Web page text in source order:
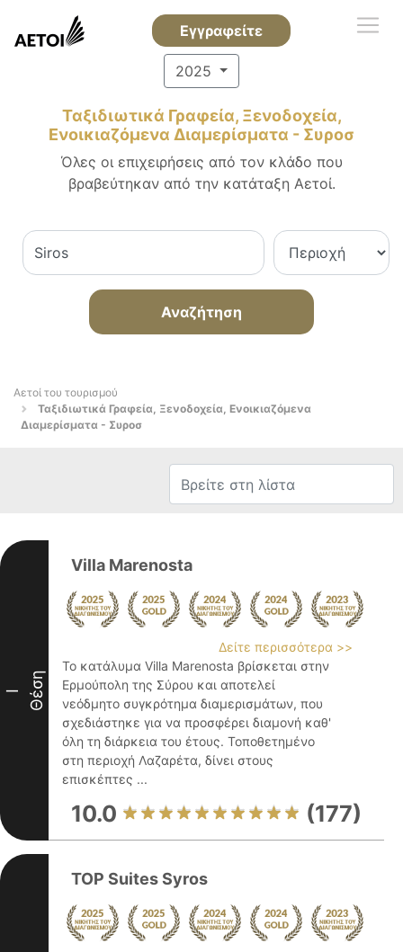
Εγγραφείτε
2025
Ταξιδιωτικά Γραφεία, Ξενοδοχεία,
Ενοικιαζόμενα Διαμερίσματα - Συροσ
Όλες οι επιχειρήσεις από τον κλάδο που
βραβεύτηκαν από την κατάταξη Αετοί.
Αναζήτηση
Αετοί του τουρισμού
Ταξιδιωτικά Γραφεία, Ξενοδοχεία, Ενοικιαζόμενα
Διαμερίσματα - Συροσ
I Θέση
Villa Marenosta
Δείτε περισσότερα >>
Το κατάλυμα Villa Marenosta βρίσκεται στην
Ερμούπολη της Σύρου και αποτελεί
νεόδμητο συγκρότημα διαμερισμάτων, που
σχεδιάστηκε για να προσφέρει διαμονή καθ'
όλη τη διάρκεια του έτους. Τοποθετημένο
στη περιοχή Λαζαρέτα, δίνει στους
επισκέπτες ...
10.0 (177)
TOP Suites Syros